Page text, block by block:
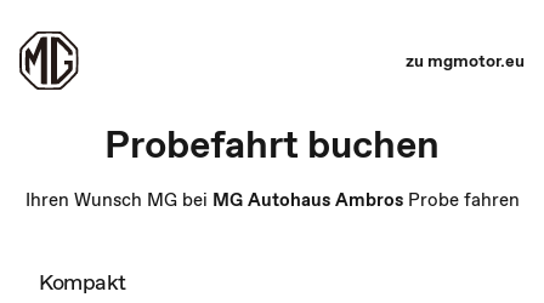
zu mgmotor.eu
Probefahrt buchen
Ihren Wunsch MG bei MG Autohaus AmbrosProbe fahren
Kompakt